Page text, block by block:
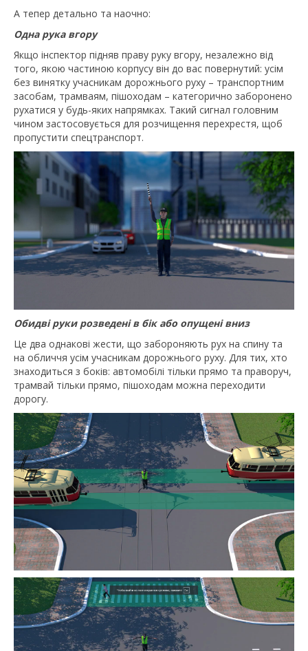
А тепер детально та наочно:
Одна рука вгору
Якщо інспектор підняв праву руку вгору, незалежно від
того, якою частиною корпусу він до вас повернутий: усім
без винятку учасникам дорожнього руху – транспортним
засобам, трамваям, пішоходам – категорично заборонено
рухатися у будь-яких напрямках. Такий сигнал головним
чином застосовується для розчищення перехрестя, щоб
пропустити спецтранспорт.
Обидві руки розведені в бік або опущені вниз
Це два однакові жести, що забороняють рух на спину та
на обличчя усім учасникам дорожнього руху. Для тих, хто
знаходиться з боків: автомобілі тільки прямо та праворуч,
трамвай тільки прямо, пішоходам можна переходити
дорогу.